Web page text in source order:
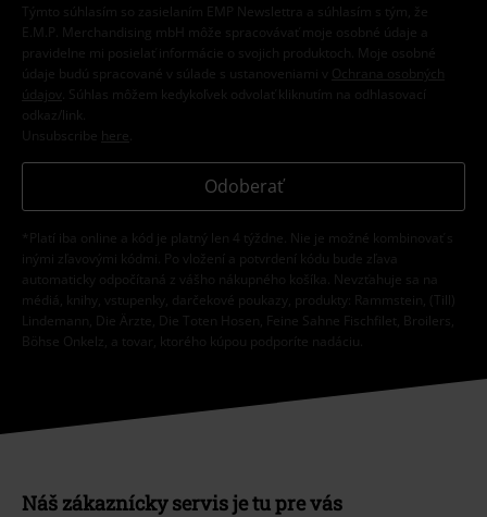
Týmto súhlasím so zasielaním EMP Newslettra a súhlasím s tým, že
E.M.P. Merchandising mbH môže spracovávať moje osobné údaje a
pravidelne mi posielať informácie o svojich produktoch. Moje osobné
údaje budú spracované v súlade s ustanoveniami v
Ochrana osobných
údajov
. Súhlas môžem kedykoľvek odvolať kliknutím na odhlasovací
odkaz/link.
Unsubscribe here
Odoberať
*Platí iba online a kód je platný len 4 týždne. Nie je možné kombinovať s
inými zľavovými kódmi. Po vložení a potvrdení kódu bude zľava
automaticky odpočítaná z vášho nákupného košíka. Nevzťahuje sa na
médiá, knihy, vstupenky, darčekové poukazy, produkty: Rammstein, (Till)
Lindemann, Die Ärzte, Die Toten Hosen, Feine Sahne Fischfilet, Broilers,
Böhse Onkelz, a tovar, ktorého kúpou podporíte nadáciu.
Náš zákaznícky servis je tu pre vás